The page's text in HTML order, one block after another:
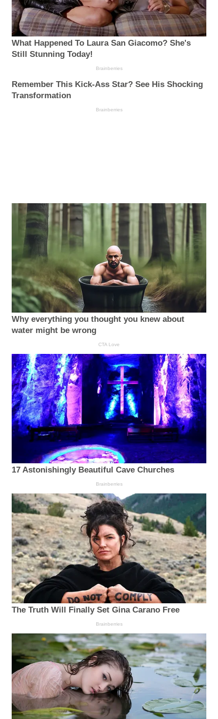
What Happened To Laura San Giacomo? She's
Still Stunning Today!
Brainberries
Remember This Kick-Ass Star? See His Shocking
Transformation
Brainberries
Why everything you thought you knew about
water might be wrong
CTA Love
17 Astonishingly Beautiful Cave Churches
Brainberries
The Truth Will Finally Set Gina Carano Free
Brainberries